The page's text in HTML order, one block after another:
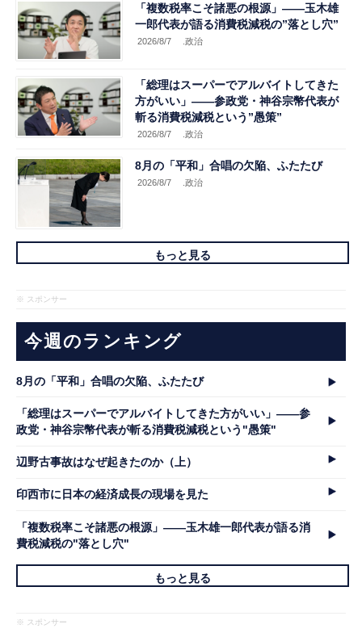
「複数税率こそ諸悪の根源」――玉木雄
一郎代表が語る消費税減税の”落とし穴”
2026/8/7 .政治
「総理はスーパーでアルバイトしてきた
方がいい」――参政党・神谷宗幣代表が
斬る消費税減税という”愚策”
2026/8/7 .政治
8月の「平和」合唱の欠陥、ふたたび
2026/8/7 .政治
もっと見る
※ スポンサー
今週のランキング
8月の「平和」合唱の欠陥、ふたたび
「総理はスーパーでアルバイトしてきた方がいい」――参
政党・神谷宗幣代表が斬る消費税減税という"愚策"
辺野古事故はなぜ起きたのか（上）
印西市に日本の経済成長の現場を見た
「複数税率こそ諸悪の根源」――玉木雄一郎代表が語る消
費税減税の"落とし穴"
もっと見る
※ スポンサー